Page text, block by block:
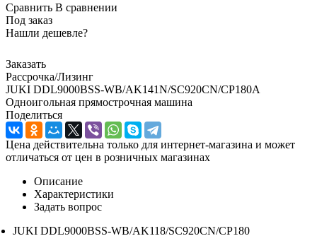
Сравнить В сравнении
Под заказ
Нашли дешевле?
Заказать
Рассрочка/Лизинг
JUKI DDL9000BSS-WB/AK141N/SC920СN/CP180А
Одноигольная прямострочная машина
Поделиться
Цена действительна только для интернет-магазина и может
отличаться от цен в розничных магазинах
Описание
Характеристики
Задать вопрос
JUKI DDL9000BSS-WB/AK118/SC920СN/CP180